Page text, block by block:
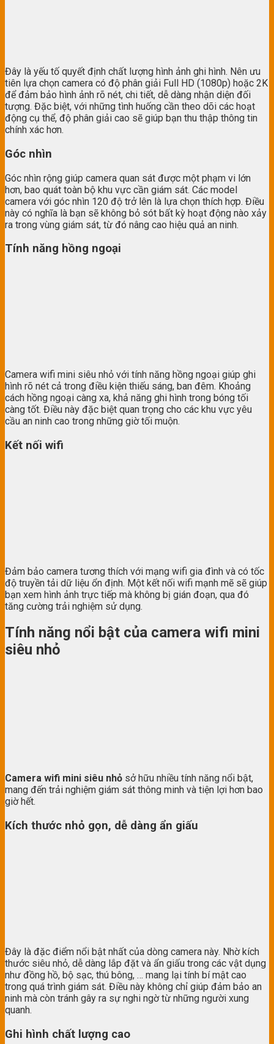
Đây là yếu tố quyết định chất lượng hình ảnh ghi hình. Nên ưu
tiên lựa chọn camera có độ phân giải Full HD (1080p) hoặc 2K
để đảm bảo hình ảnh rõ nét, chi tiết, dễ dàng nhận diện đối
tượng. Đặc biệt, với những tình huống cần theo dõi các hoạt
động cụ thể, độ phân giải cao sẽ giúp bạn thu thập thông tin
chính xác hơn.
Góc nhìn
Góc nhìn rộng giúp camera quan sát được một phạm vi lớn
hơn, bao quát toàn bộ khu vực cần giám sát. Các model
camera với góc nhìn 120 độ trở lên là lựa chọn thích hợp. Điều
này có nghĩa là bạn sẽ không bỏ sót bất kỳ hoạt động nào xảy
ra trong vùng giám sát, từ đó nâng cao hiệu quả an ninh.
Tính năng hồng ngoại
Camera wifi mini siêu nhỏ với tính năng hồng ngoại giúp ghi
hình rõ nét cả trong điều kiện thiếu sáng, ban đêm. Khoảng
cách hồng ngoại càng xa, khả năng ghi hình trong bóng tối
càng tốt. Điều này đặc biệt quan trọng cho các khu vực yêu
cầu an ninh cao trong những giờ tối muộn.
Kết nối wifi
Đảm bảo camera tương thích với mạng wifi gia đình và có tốc
độ truyền tải dữ liệu ổn định. Một kết nối wifi mạnh mẽ sẽ giúp
bạn xem hình ảnh trực tiếp mà không bị gián đoạn, qua đó
tăng cường trải nghiệm sử dụng.
Tính năng nổi bật của camera wifi mini
siêu nhỏ
Camera wifi mini siêu nhỏ sở hữu nhiều tính năng nổi bật,
mang đến trải nghiệm giám sát thông minh và tiện lợi hơn bao
giờ hết.
Kích thước nhỏ gọn, dễ dàng ẩn giấu
Đây là đặc điểm nổi bật nhất của dòng camera này. Nhờ kích
thước siêu nhỏ, dễ dàng lắp đặt và ẩn giấu trong các vật dụng
như đồng hồ, bộ sạc, thú bông, … mang lại tính bí mật cao
trong quá trình giám sát. Điều này không chỉ giúp đảm bảo an
ninh mà còn tránh gây ra sự nghi ngờ từ những người xung
quanh.
Ghi hình chất lượng cao